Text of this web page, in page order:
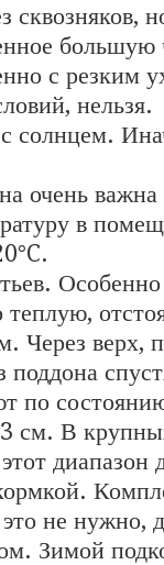
сквозняков,
большую
с резким
нельзя.
солнцем.
очень
в
Особенно
теплую,
Через верх,
поддона
по
см. В
диапазон
не нужно,
Зимой